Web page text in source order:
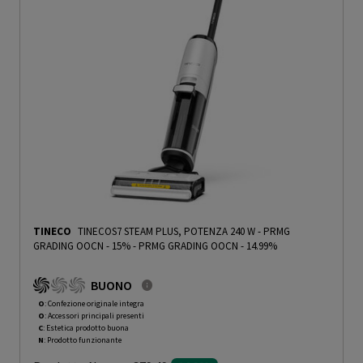
TINECO TINECOS7 STEAM PLUS, POTENZA 240 W - PRMG
GRADING OOCN - 15%- PRMG GRADING OOCN - 14.99%
BUONO
O: Confezione originale integra
O: Accessori principali presenti
C: Estetica prodotto buona
N: Prodotto funzionante